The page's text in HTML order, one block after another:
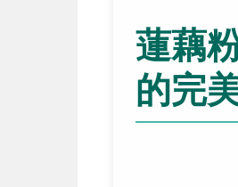
蓮藕
的完